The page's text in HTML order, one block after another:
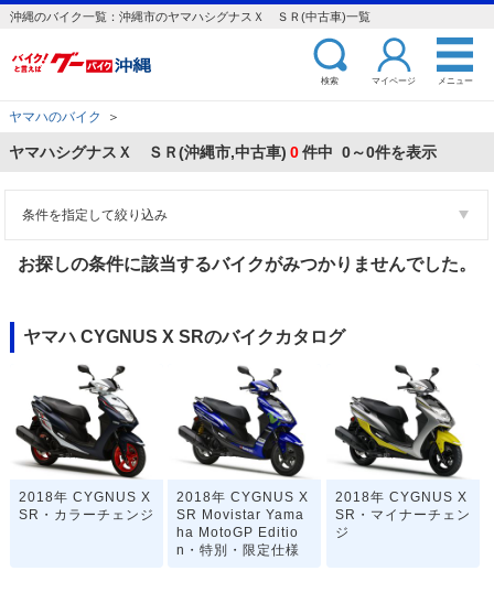
沖縄のバイク一覧：沖縄市のヤマハシグナスＸ ＳＲ(中古車)一覧
検索 マイページ メニュー
ヤマハのバイク ＞
ヤマハシグナスＸ ＳＲ(沖縄市,中古車) 0件中 0～0件を表示
条件を指定して絞り込み
お探しの条件に該当するバイクがみつかりませんでした。
ヤマハ CYGNUS X SRのバイクカタログ
2018年 CYGNUS X
SR・カラーチェンジ
2018年 CYGNUS X
SR Movistar Yama
ha MotoGP Editio
n・特別・限定仕様
2018年 CYGNUS X
SR・マイナーチェン
ジ